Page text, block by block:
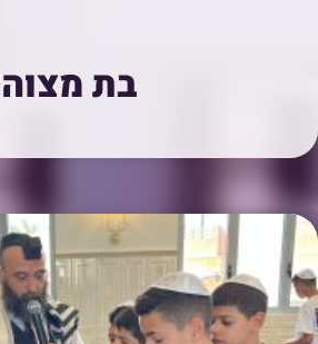
בת מצוה